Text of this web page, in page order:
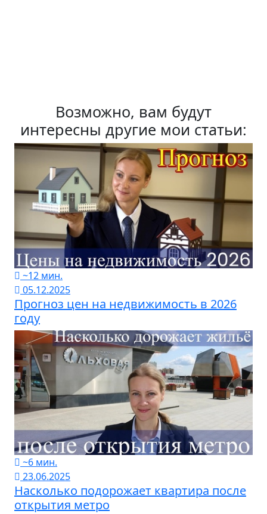
Возможно, вам будут
интересны другие мои статьи:
~12 мин.
05.12.2025
Прогноз цен на недвижимость в 2026
году
~6 мин.
23.06.2025
Насколько подорожает квартира после
открытия метро